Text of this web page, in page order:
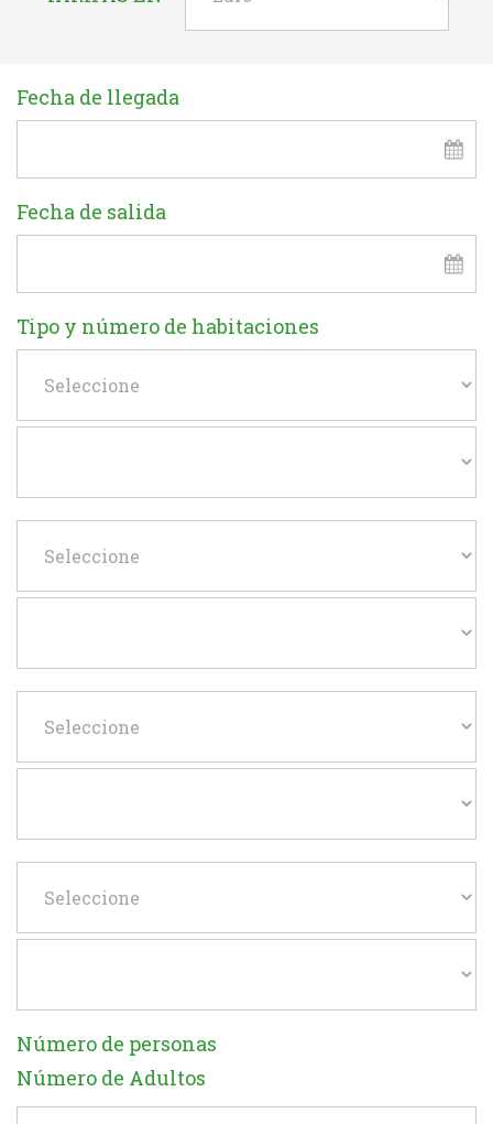
Fecha de llegada
Fecha de salida
Tipo y número de habitaciones
Número de personas
Número de Adultos